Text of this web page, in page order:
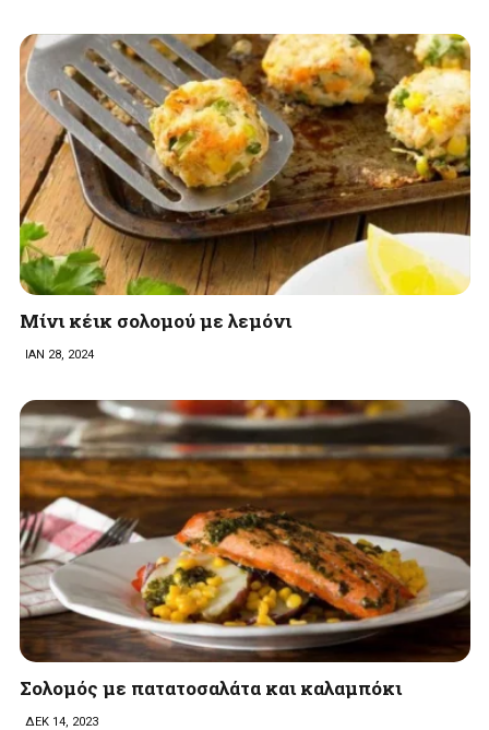
Μίνι κέικ σολομού με λεμόνι
ΙΑΝ 28, 2024
Σολομός με πατατοσαλάτα και καλαμπόκι
ΔΕΚ 14, 2023